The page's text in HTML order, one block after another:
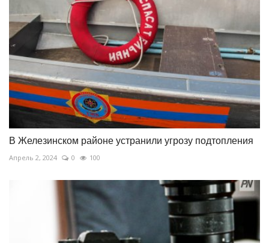
В Железинском районе устранили угрозу подтопления
Апрель 2, 2024 0 100